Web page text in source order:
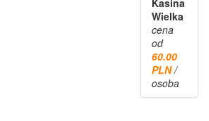
Kasina
Wielka
cena
od
60.00
PLN/
osoba